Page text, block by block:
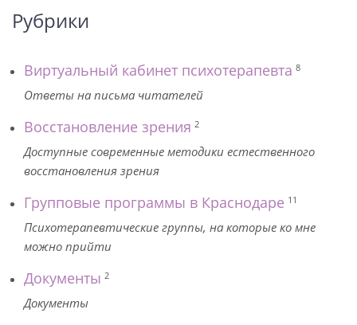
Рубрики
Виртуальный кабинет психотерапевта 8
Ответы на письма читателей
Восстановление зрения 2
Доступные современные методики естественного
восстановления зрения
Групповые программы в Краснодаре 11
Психотерапевтические группы, на которые ко мне
можно прийти
Документы 2
Документы